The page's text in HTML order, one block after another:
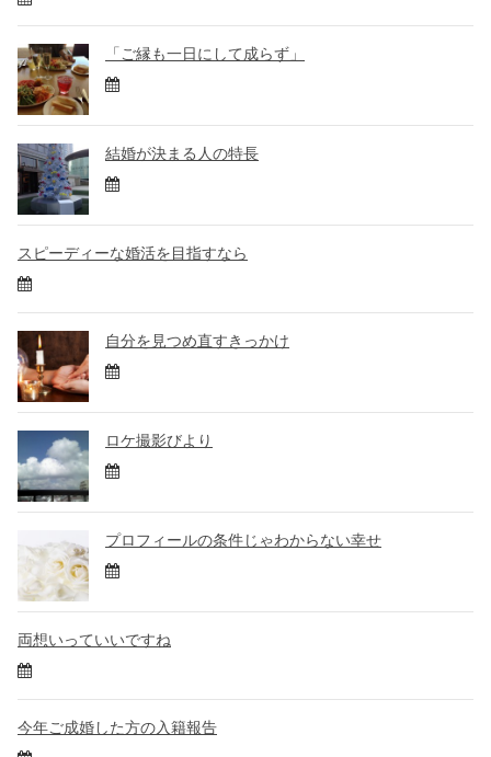
「ご縁も一日にして成らず」
結婚が決まる人の特長
スピーディーな婚活を目指すなら
自分を見つめ直すきっかけ
ロケ撮影びより
プロフィールの条件じゃわからない幸せ
両想いっていいですね
今年ご成婚した方の入籍報告